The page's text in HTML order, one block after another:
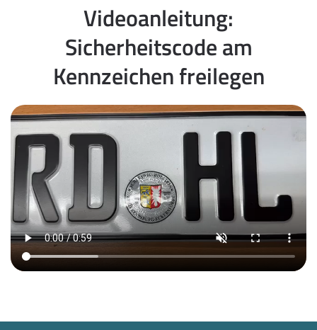
Videoanleitung:
Sicherheitscode am
Kennzeichen freilegen